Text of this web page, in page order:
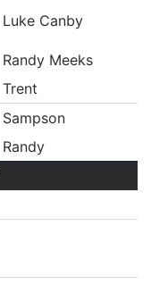
Luke Canby
Randy Meeks
Trent
Sampson
Randy